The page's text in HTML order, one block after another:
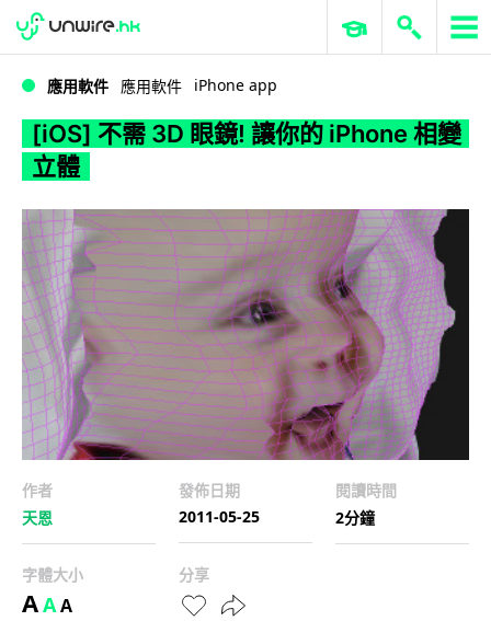
[iOS] 不需 3D 眼鏡! 讓你的 iPhone 相變立體
WWDC 2026 ERP 與商業 AI
應用軟件 應用軟件 iPhone app
[iOS] 不需 3D 眼鏡! 讓你的 iPhone 相變
立體
作者
天恩
發佈日期
2011-05-25
閱讀時間
2分鐘
字體大小
AAA
分享